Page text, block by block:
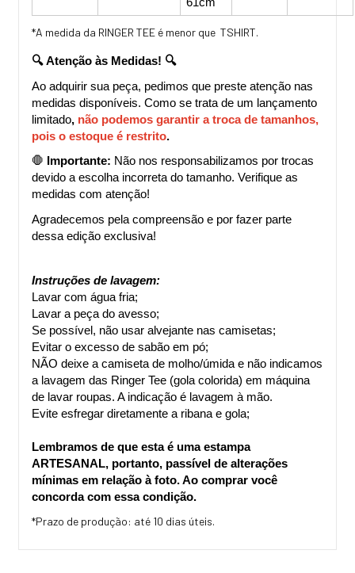
*A medida da RINGER TEE é menor que TSHIRT.
🔍 Atenção às Medidas! 🔍
Ao adquirir sua peça, pedimos que preste atenção nas
medidas disponíveis. Como se trata de um lançamento
limitado, não podemos garantir a troca de tamanhos,
pois o estoque é restrito.
🛑 Importante: Não nos responsabilizamos por trocas
devido a escolha incorreta do tamanho. Verifique as
medidas com atenção!
Agradecemos pela compreensão e por fazer parte
dessa edição exclusiva!
Instruções de lavagem:
Lavar com água fria;
Lavar a peça do avesso;
Se possível, não usar alvejante nas camisetas;
Evitar o excesso de sabão em pó;
NÃO deixe a camiseta de molho/úmida e não indicamos
a lavagem das Ringer Tee (gola colorida) em máquina
de lavar roupas. A indicação é lavagem à mão.
Evite esfregar diretamente a ribana e gola;
Lembramos de que esta é uma estampa
ARTESANAL, portanto, passível de alterações
mínimas em relação à foto. Ao comprar você
concorda com essa condição.
*Prazo de produção: até 10 dias úteis.